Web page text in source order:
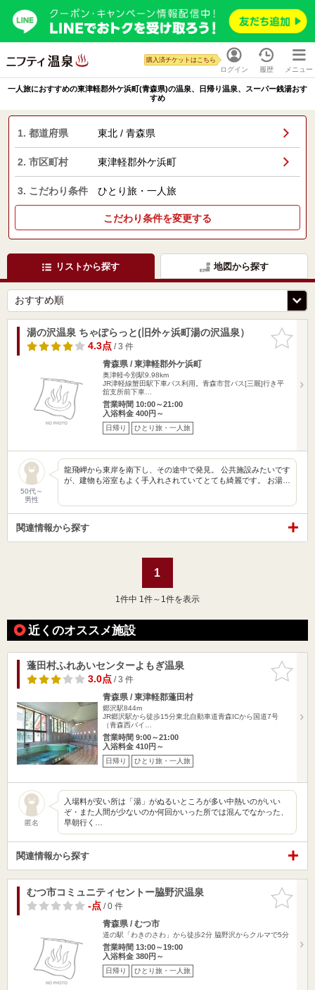
ログイン
購入済チケットはこちら
履歴 メニュー
一人旅におすすめの東津軽郡外ケ浜町(青森県)の温泉、日帰り温泉、スーパー銭湯おす
すめ
1. 都道府県 東北 / 青森県
2. 市区町村 東津軽郡外ケ浜町
3. こだわり条件 ひとり旅・一人旅
こだわり条件を変更する
リストから探す 地図から探す
お気に入
りに追加
湯の沢温泉 ちゃぽらっと(旧外ヶ浜町湯の沢温泉）
4.3点/ 3 件
青森県 / 東津軽郡外ケ浜町
奥津軽今別駅9.98km
JR津軽線蟹田駅下車バス利用。青森市営バス[三厩]行き平
舘支所前下車…
営業時間 10:00～21:00
入浴料金 400円～
日帰り ひとり旅・一人旅
50代～
男性
龍飛岬から東岸を南下し、その途中で発見。 公共施設みたいです
が、建物も浴室もよく手入れされていてとても綺麗です。 お湯…
関連情報から探す
1
1 件中 1件～1件を表示
近くのオススメ施設
お気に入
りに追加
蓬田村ふれあいセンターよもぎ温泉
3.0点/ 3 件
青森県 / 東津軽郡蓬田村
郷沢駅844m
JR郷沢駅から徒歩15分東北自動車道青森ICから国道7号
（青森西バイ…
営業時間 9:00～21:00
入浴料金 410円～
日帰り ひとり旅・一人旅
匿名
入場料が安い所は「湯」がぬるいところが多い中熱いのがいい
ぞ・また人間が少ないのか何回かいった所では混んでなかった、
早朝行く…
関連情報から探す
お気に入
りに追加
むつ市コミュニティセントー脇野沢温泉
-点/ 0 件
青森県 / むつ市
道の駅「わきのさわ」から徒歩2分 脇野沢からクルマで5分
営業時間 13:00～19:00
入浴料金 380円～
日帰り ひとり旅・一人旅